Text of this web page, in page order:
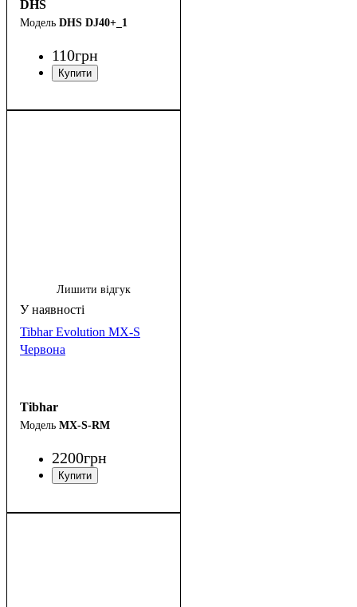
DHS
DHS DJ40+_1
110грн
Лишити відгук
Tibhar Evolution MX-S
Червона
Tibhar
MX-S-RM
2200грн